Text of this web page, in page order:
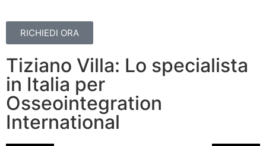
RICHIEDI ORA
Tiziano Villa: Lo specialista
in Italia per
Osseointegration
International